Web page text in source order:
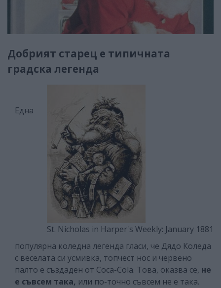
Добрият старец е типичната
градска легенда
St. Nicholas in Harper's Weekly: January 1881
Една
популярна коледна легенда гласи, че Дядо Коледа
с веселата си усмивка, топчест нос и червено
палто е създаден от Coca-Cola. Това, оказва се, не
е съвсем така, или по-точно съвсем не е така.